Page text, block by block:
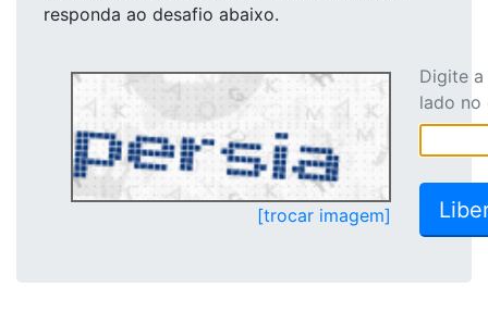
responda ao desafio abaixo.
[trocar imagem]
Digite
lado no